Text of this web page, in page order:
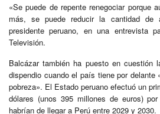
«Se puede de repente renegociar porque
más, se puede reducir la cantidad de
presidente peruano, en una entrevista
Televisión.
Balcázar también ha puesto en cuestión
dispendio cuando el país tiene por delante
pobreza». El Estado peruano efectuó un
dólares (unos 395 millones de euros)
habrían de llegar a Perú entre 2029 y 2030.